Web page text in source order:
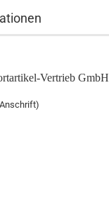
Vertrieb GmbH